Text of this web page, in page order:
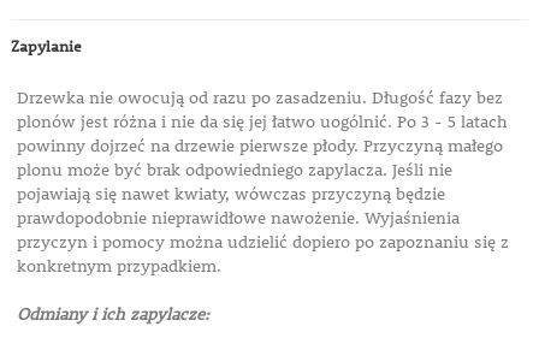
Zapylanie
Drzewka nie owocują od razu po zasadzeniu. Długość fazy bez
plonów jest różna i nie da się jej łatwo uogólnić. Po 3 - 5 latach
powinny dojrzeć na drzewie pierwsze płody. Przyczyną małego
plonu może być brak odpowiedniego zapylacza. Jeśli nie
pojawiają się nawet kwiaty, wówczas przyczyną będzie
prawdopodobnie nieprawidłowe nawożenie. Wyjaśnienia
przyczyn i pomocy można udzielić dopiero po zapoznaniu się z
konkretnym przypadkiem.
Odmiany i ich zapylacze: